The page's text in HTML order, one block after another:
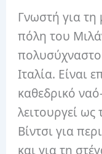
Γνωστή για τη
πόλη του
Ιταλία. Είναι
καθεδρικό
λειτουργεί ως
Βίντσι για
και για τη